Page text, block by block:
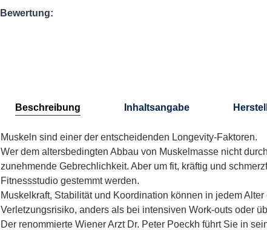
Bewertung:
Beschreibung Inhaltsangabe
Muskeln sind einer der entscheidenden Longevity-Faktoren.
Wer dem altersbedingten Abbau von Muskelmasse nicht
zunehmende Gebrechlichkeit. Aber um fit, kräftig und
Fitnessstudio gestemmt werden.
Muskelkraft, Stabilität und Koordination können in jedem
Verletzungsrisiko, anders als bei intensiven Work-outs oder
Der renommierte Wiener Arzt Dr. Peter Poeckh führt Sie in